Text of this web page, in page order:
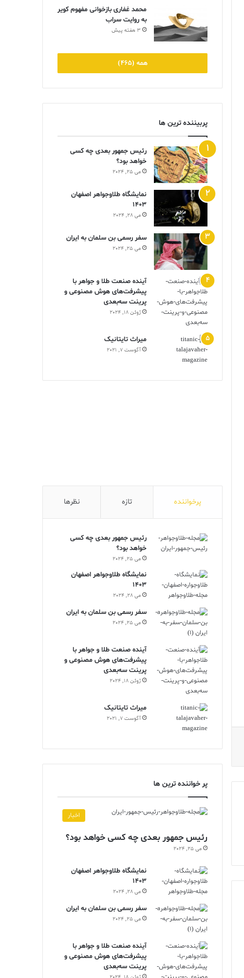
محمد غفاری بازخوانی مفهوم کویر
به روایت سراب
3 هفته پیش
همه (465)
پربیننده ترین ها
رئیس جمهور بعدی چه کسی
خواهد بود؟
می 25, 2024
نمایشگاه طلاوجواهر اصفهان
1403
می 28, 2024
سفر رسمی بن سلمان به ایران
می 25, 2024
آینده صنعت طلا و جواهر با
پیشرفت‌های هوش مصنوعی و
پرینت سه‌بعدی
ژوئن 18, 2024
ميراث تايتانيک
آگوست 7, 2021
پرخواننده تازه نظرها
رئیس جمهور بعدی چه کسی
خواهد بود؟
می 25, 2024
نمایشگاه طلاوجواهر اصفهان
1403
می 28, 2024
سفر رسمی بن سلمان به ایران
می 25, 2024
آینده صنعت طلا و جواهر با
پیشرفت‌های هوش مصنوعی و
پرینت سه‌بعدی
ژوئن 18, 2024
ميراث تايتانيک
آگوست 7, 2021
پر خواننده ترین ها
اخبار
رئیس جمهور بعدی چه کسی خواهد بود؟
می 25, 2024
نمایشگاه طلاوجواهر اصفهان
1403
می 28, 2024
سفر رسمی بن سلمان به ایران
می 25, 2024
آینده صنعت طلا و جواهر با
پیشرفت‌های هوش مصنوعی و
پرینت سه‌بعدی